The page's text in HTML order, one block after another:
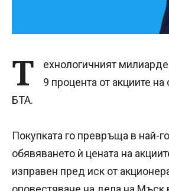
Т
ехнологичният
9 процента от акциите
БТА.
Покупката го превръща в най-
обявяването ѝ цената на
изправен пред иск от